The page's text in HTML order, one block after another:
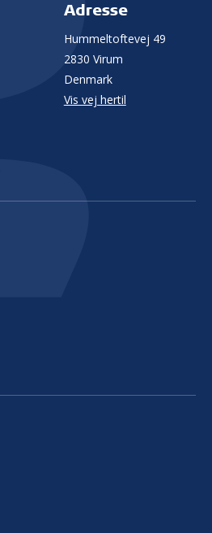
Adresse
Hummeltoftevej 49
2830 Virum
Denmark
Vis vej hertil